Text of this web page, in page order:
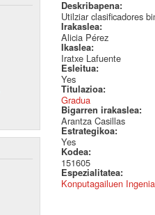
Deskribapena:
Utilziar clasificadores
Irakaslea:
Alicia Pérez
Ikaslea:
Iratxe Lafuente
Esleitua:
Yes
Titulazioa:
Gradua
Bigarren irakaslea:
Arantza Casillas
Estrategikoa:
Yes
Kodea:
151605
Espezialitatea:
Konputagailuen